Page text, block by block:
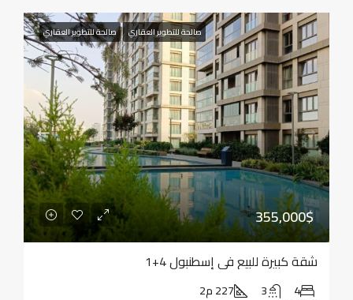
صالحة للتطوير العقاري صالحة للتطوير العقاري
355,000$
شقة كبيرة للبيع في إسطنبول 4+1
4
3 227 م2